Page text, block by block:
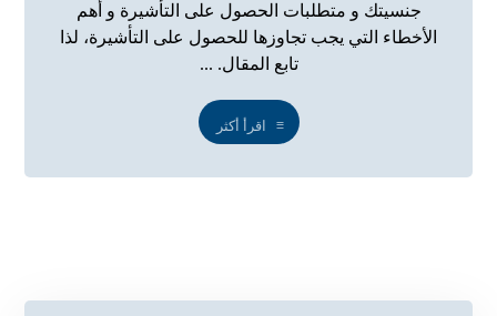
جنسيتك و متطلبات الحصول على التأشيرة و أهم
الأخطاء التي يجب تجاوزها للحصول على التأشيرة، لذا
تابع المقال. ...
اقرأ أكثر